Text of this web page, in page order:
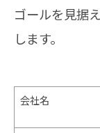
ゴールを見据
します。
会社名